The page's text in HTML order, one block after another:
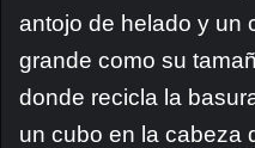
antojo de helado y un
grande como su
donde recicla la
un cubo en la cabeza